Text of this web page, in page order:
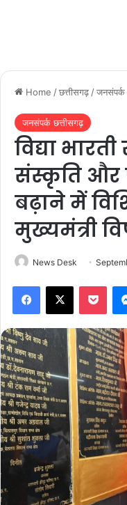
Home /छत्तीसगढ़ /जनसंपर्क
जनसंपर्क छत्तीसगढ़
विद्या
संस्कृति और
बढ़ाने में
मुख्यमंत्री
News Desk